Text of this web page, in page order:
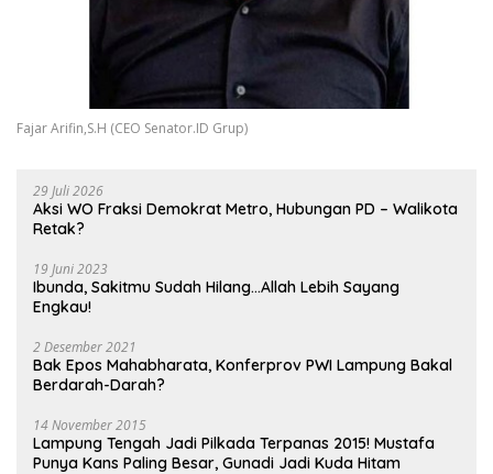
Fajar Arifin,S.H (CEO Senator.ID Grup)
29 Juli 2026
Aksi WO Fraksi Demokrat Metro, Hubungan PD – Walikota
Retak?
19 Juni 2023
Ibunda, Sakitmu Sudah Hilang…Allah Lebih Sayang
Engkau!
2 Desember 2021
Bak Epos Mahabharata, Konferprov PWI Lampung Bakal
Berdarah-Darah?
14 November 2015
Lampung Tengah Jadi Pilkada Terpanas 2015! Mustafa
Punya Kans Paling Besar, Gunadi Jadi Kuda Hitam